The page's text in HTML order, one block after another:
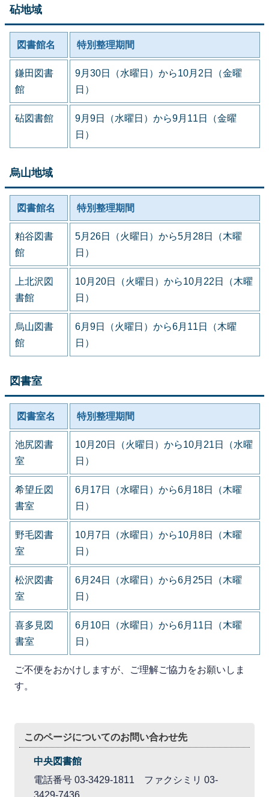
砧地域
図書館名 特別整理期間
鎌田図書
館
9月30日（水曜日）から10月2日（金曜
日）
砧図書館
9月9日（水曜日）から9月11日（金曜
日）
烏山地域
図書館名 特別整理期間
粕谷図書
館
5月26日（火曜日）から5月28日（木曜
日）
上北沢図
書館
10月20日（火曜日）から10月22日（木曜
日）
烏山図書
館
6月9日（火曜日）から6月11日（木曜
日）
図書室
図書室名 特別整理期間
池尻図書
室
10月20日（火曜日）から10月21日（水曜
日）
希望丘図
書室
6月17日（水曜日）から6月18日（木曜
日）
野毛図書
室
10月7日（水曜日）から10月8日（木曜
日）
松沢図書
室
6月24日（水曜日）から6月25日（木曜
日）
喜多見図
書室
6月10日（水曜日）から6月11日（木曜
日）
ご不便をおかけしますが、ご理解ご協力をお願いしま
す。
このページについてのお問い合わせ先
中央図書館
電話番号 03-3429-1811 ファクシミリ 03-